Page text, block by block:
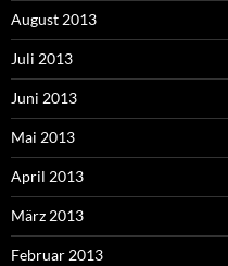
August 2013
Juli 2013
Juni 2013
Mai 2013
April 2013
März 2013
Februar 2013